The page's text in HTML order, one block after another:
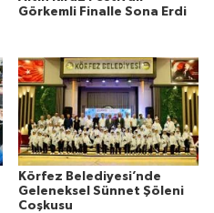
Görkemli Finalle Sona Erdi
Körfez Belediyesi’nde
Geleneksel Sünnet Şöleni
Coşkusu